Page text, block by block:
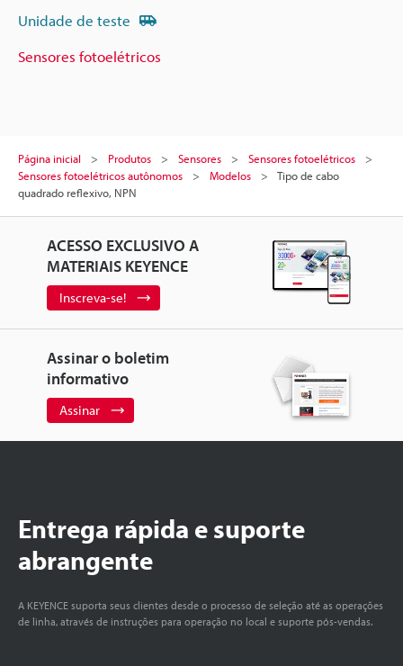
Unidade de teste
Sensores fotoelétricos
Página inicial Produtos Sensores
Sensores fotoelétricos
Sensores fotoelétricos autônomos
Modelos
Tipo de cabo
quadrado reflexivo, NPN
ACESSO EXCLUSIVO A
MATERIAIS KEYENCE
Inscreva-se!
Assinar o boletim
informativo
Assinar
Entrega rápida e suporte
abrangente
A KEYENCE suporta seus clientes desde o processo de seleção até as operações
de linha, através de instruções para operação no local e suporte pós-vendas.